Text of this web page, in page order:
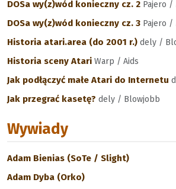
DOSa wy(z)wód konieczny cz. 2 Pajero /
DOSa wy(z)wód konieczny cz. 3 Pajero /
Historia atari.area (do 2001 r.) dely /
Historia sceny Atari Warp / Aids
Jak podłączyć małe Atari do Internetu
Jak przegrać kasetę? dely / Blowjobb
Wywiady
Adam Bienias (SoTe / Slight)
Adam Dyba (Orko)